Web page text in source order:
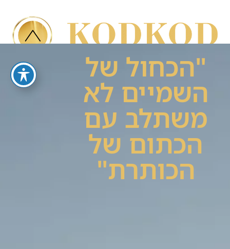
"הכחול של
השמיים לא
משתלב עם
הכתום של
הכותרת"